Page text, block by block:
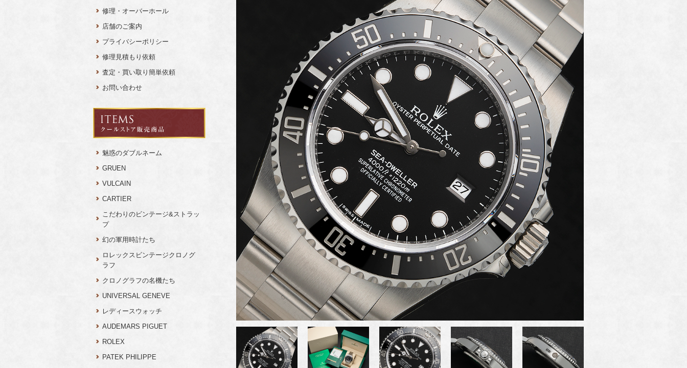
修理・オーバーホール
店舗のご案内
プライバシーポリシー
修理見積もり依頼
査定・買い取り簡単依頼
お問い合わせ
魅惑のダブルネーム
GRUEN
VULCAIN
CARTIER
こだわりのビンテージ&ストラッ
プ
幻の軍用時計たち
ロレックスビンテージクロノグ
ラフ
クロノグラフの名機たち
UNIVERSAL GENEVE
レディースウォッチ
AUDEMARS PIGUET
ROLEX
PATEK PHILIPPE